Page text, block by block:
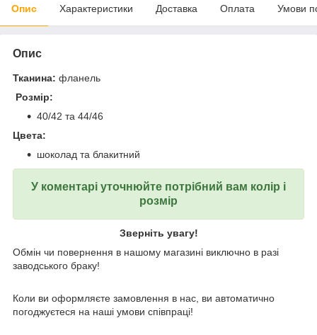
Опис Характеристики Доставка Оплата Умови
Опис
Тканина: фланель
Розмір:
40/42 та 44/46
Цвета:
шоколад та блакитний
У коментарі уточнюйте потрібний вам колір і
розмір
Зверніть увагу!
Обмін чи повернення в нашому магазині виключно в разі
заводського браку!
Коли ви оформляєте замовлення в нас, ви автоматично
погоджуєтеся на наші умови співпраці!